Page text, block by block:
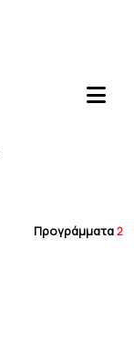
Προγράμματα 2